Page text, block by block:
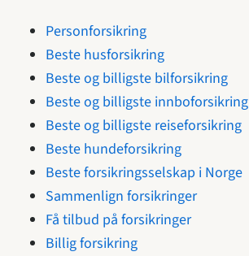
Personforsikring
Beste husforsikring
Beste og billigste bilforsikring
Beste og billigste innboforsikring
Beste og billigste reiseforsikring
Beste hundeforsikring
Beste forsikringsselskap i Norge
Sammenlign forsikringer
Få tilbud på forsikringer
Billig forsikring